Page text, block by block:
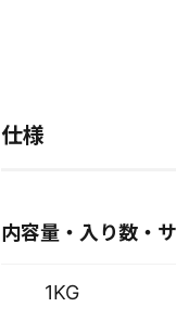
仕様
内容量・入り数・
1KG